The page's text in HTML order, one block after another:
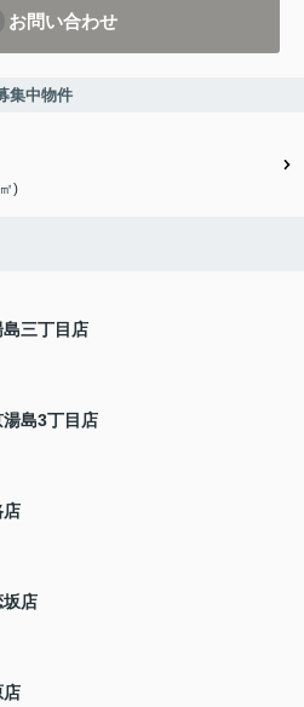
お問い合わせ
集中物件
)
三丁目店
島3丁目店
店
坂店
店